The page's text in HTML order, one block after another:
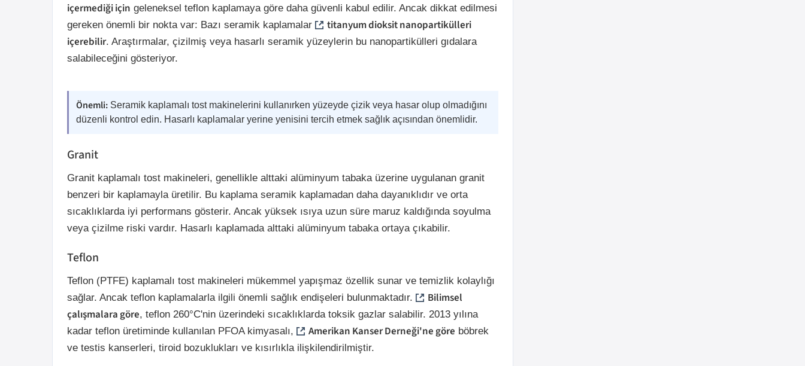
içermediği için geleneksel teflon kaplamaya göre daha güvenli kabul edilir. Ancak dikkat edilmesi
gereken önemli bir nokta var: Bazı seramik kaplamalar
titanyum dioksit nanopartikülleri
içerebilir. Araştırmalar, çizilmiş veya hasarlı seramik yüzeylerin bu nanopartikülleri gıdalara
salabileceğini gösteriyor.
Önemli: Seramik kaplamalı tost makinelerini kullanırken yüzeyde çizik veya hasar olup olmadığını
düzenli kontrol edin. Hasarlı kaplamalar yerine yenisini tercih etmek sağlık açısından önemlidir.
Granit
Granit kaplamalı tost makineleri, genellikle alttaki alüminyum tabaka üzerine uygulanan granit
benzeri bir kaplamayla üretilir. Bu kaplama seramik kaplamadan daha dayanıklıdır ve orta
sıcaklıklarda iyi performans gösterir. Ancak yüksek ısıya uzun süre maruz kaldığında soyulma
veya çizilme riski vardır. Hasarlı kaplamada alttaki alüminyum tabaka ortaya çıkabilir.
Teflon
Teflon (PTFE) kaplamalı tost makineleri mükemmel yapışmaz özellik sunar ve temizlik kolaylığı
sağlar. Ancak teflon kaplamalarla ilgili önemli sağlık endişeleri bulunmaktadır.
Bilimsel
çalışmalara göre, teflon 260°C'nin üzerindeki sıcaklıklarda toksik gazlar salabilir. 2013 yılına
kadar teflon üretiminde kullanılan PFOA kimyasalı,
Amerikan Kanser Derneği'ne göre böbrek
ve testis kanserleri, tiroid bozuklukları ve kısırlıkla ilişkilendirilmiştir.